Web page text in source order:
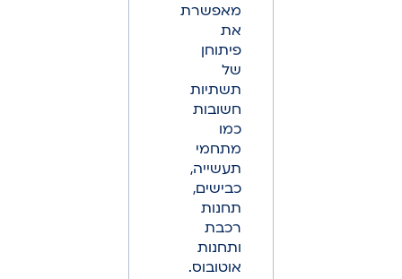
מאפשרת
את
פיתוחן
של
תשתיות
חשובות
כמו
מתחמי
תעשייה,
כבישים,
תחנות
רכבת
ותחנות
אוטובוס.